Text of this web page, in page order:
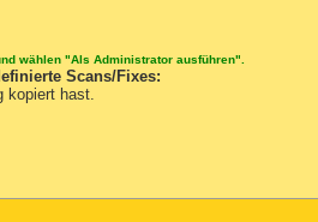
wählen "Als Administrator ausführen".
Scans/Fixes:
kopiert hast.